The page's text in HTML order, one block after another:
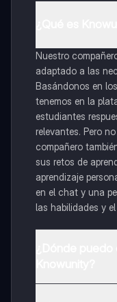
Nuestro
adaptado a las
Basándonos en
tenemos en la
estudiantes
relevantes. Pero
compañero
sus retos de
aprendizaje
en el chat y una
las habilidades y